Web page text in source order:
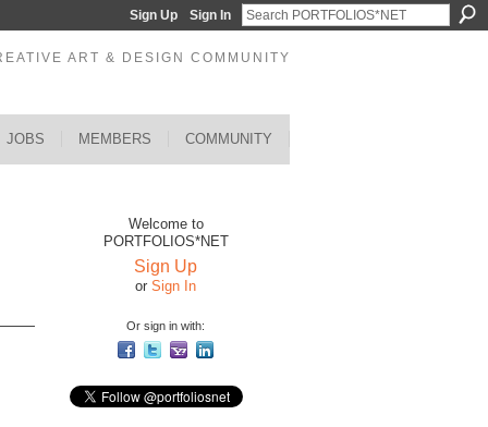
Sign Up Sign In
ART & DESIGN COMMUNITY
JOBS MEMBERS COMMUNITY
Welcome to
PORTFOLIOS*NET
Sign Up
or Sign In
Or sign in with: